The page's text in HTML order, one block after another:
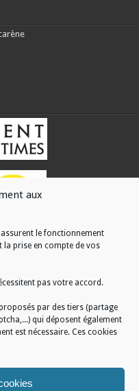
aux
le fonctionnement
la prise en compte de vos
pas votre accord.
par des tiers (partage
qui déposent également
est nécessaire. Ces cookies